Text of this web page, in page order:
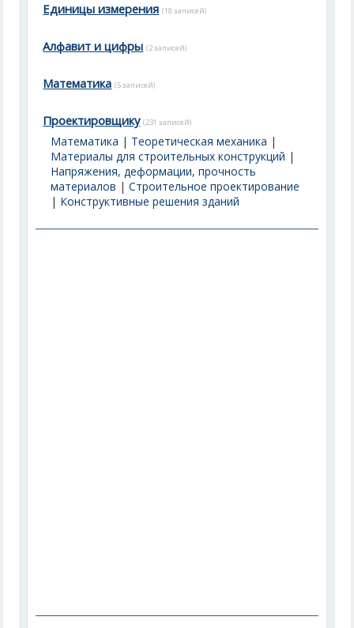
Единицы измерения (18 записей)
Алфавит и цифры (2 записей)
Математика (5 записей)
Проектировщику (231 записей)
Математика | Теоретическая механика |
Материалы для строительных конструкций |
Напряжения, деформации, прочность
материалов |Строительное проектирование
| Конструктивные решения зданий